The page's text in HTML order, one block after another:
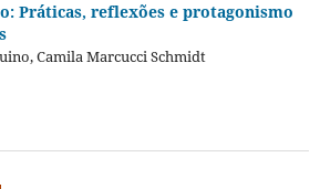
Práticas, reflexões e protagonismo
Camila Marcucci Schmidt